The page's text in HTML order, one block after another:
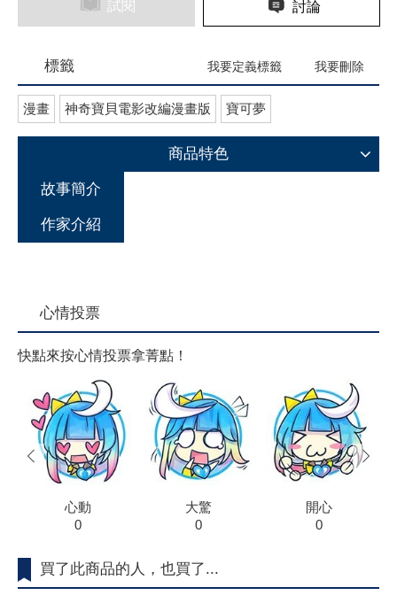
試閱 討論
標籤 我要定義標籤 我要刪除
漫畫 神奇寶貝電影改編漫畫版 寶可夢
商品特色
故事簡介
作家介紹
心情投票
快點來按心情投票拿菁點！
心動
0
大驚
0
開心
0
prev next
買了此商品的人，也買了...